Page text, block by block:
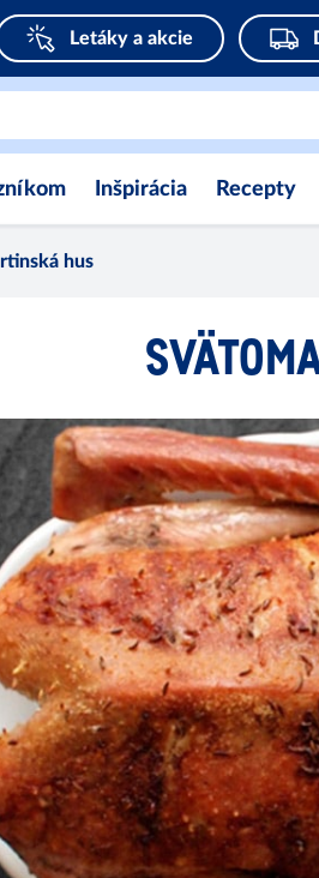
Letáky a akcie
Inšpirácia Recepty
hus